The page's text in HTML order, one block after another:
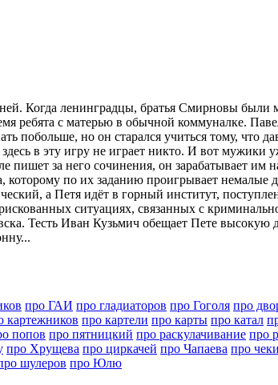
Когда ленинградцы, братья Смирновы
ребята с матерью в обычной коммуналке.
побольше, но он старался учиться тому, что
в эту игру не играет никто. И вот мужики
пишет за него сочинения, он зарабатывает
по их заданию проигрывает немалые
а Петя идёт в горный институт,
ситуациях, связанных с
Тесть Иван Кузьмич обещает Пете высокую
про ГАИ про гладиаторов про Гоголя про
картежников про картели про карты про катал
попов про пятницкий про раскулачивание про
про Хрущева про циркачей про Чапаева про
шулеров про Юлю